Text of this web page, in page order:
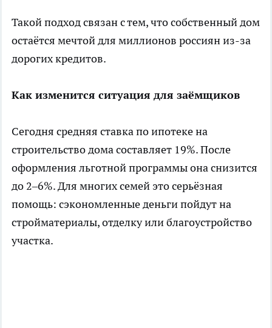
Такой подход связан с тем, что собственный дом
остаётся мечтой для миллионов россиян из-за
дорогих кредитов.
Как изменится ситуация для заёмщиков
Сегодня средняя ставка по ипотеке на
строительство дома составляет 19%. После
оформления льготной программы она снизится
до 2–6%. Для многих семей это серьёзная
помощь: сэкономленные деньги пойдут на
стройматериалы, отделку или благоустройство
участка.